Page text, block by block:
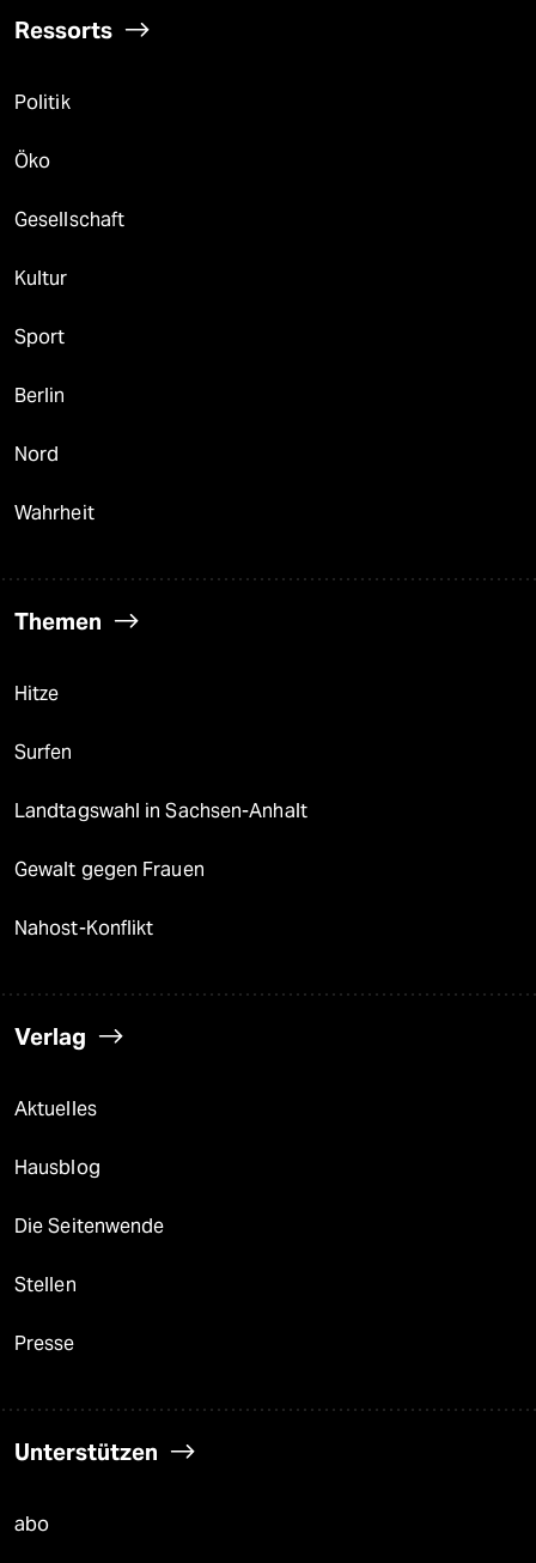
Ressorts
Politik
Öko
Gesellschaft
Kultur
Sport
Berlin
Nord
Wahrheit
Themen
Hitze
Surfen
Landtagswahl in Sachsen-Anhalt
Gewalt gegen Frauen
Nahost-Konflikt
Verlag
Aktuelles
Hausblog
Die Seitenwende
Stellen
Presse
Unterstützen
abo